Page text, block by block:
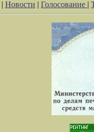
| Новости | Голосование |